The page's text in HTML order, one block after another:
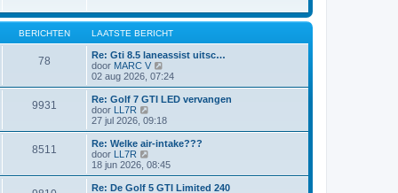
r
i
h
t
a
t
s
t
e
e
r
i
t
j
a
a
t
e
r
i
t
BERICHTEN LAATSTE BERICHT
78
Re: Gti 8.5 laneassist uitsc…
door MARC V
e
k
k
a
a
t
s
02 aug 2026, 07:24
9931
Re: Golf 7 GTI LED vervangen
door LL7R
e
k
i
k
a
27 jul 2026, 09:18
8511
Re: Welke air-intake???
door LL7R
e
k
i
18 jun 2026, 08:45
Re: De Golf 5 GTI Limited 240